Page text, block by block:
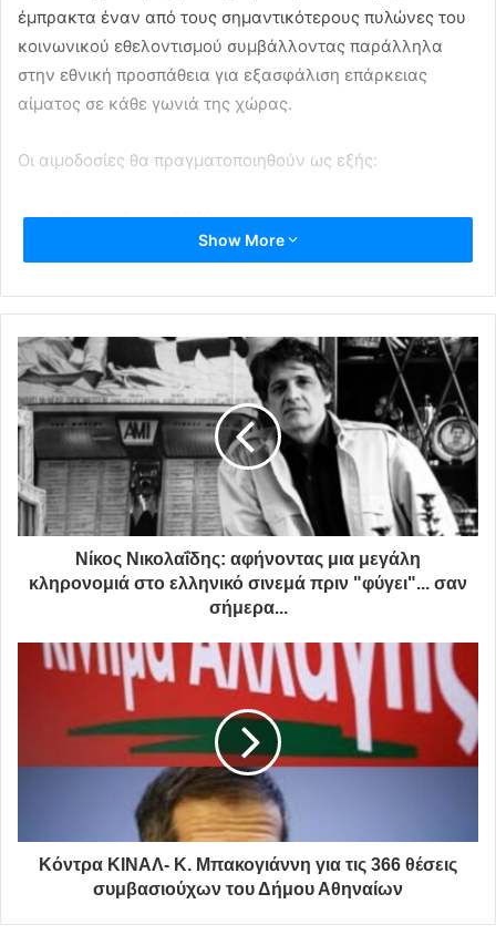
έμπρακτα έναν από τους σημαντικότερους πυλώνες του
κοινωνικού εθελοντισμού συμβάλλοντας παράλληλα
στην εθνική προσπάθεια για εξασφάλιση επάρκειας
αίματος σε κάθε γωνιά της χώρας.
Οι αιμοδοσίες θα πραγματοποιηθούν ως εξής:
7 – 8 Σεπτεμβρίου 2020
1ο Δημοτικό Ιατρείο, Σόλωνος 78, τηλ: 2103626587 ,
6ο Δημοτικό Ιατρείο, Χανίων 4β, τηλ: 2108836200 , 13.00
– 18.00
10 – 11 Σεπτεμβρίου 2020
2ο Δημοτικό Ιατρείο, Φανοσθένους και Φρειδερίκου Σμιθ,
τηλ: 2109239865 , 13.00 – 18.00
23 – 24 Σεπτεμβρίου 2020
4ο Δημοτικό Ιατρείο, Προποντίδος και Αγίας Σοφίας 110,
τηλ: 2105121921 , 13.00 – 18.00
Show More
Νίκος Νικολαΐδης: αφήνοντας μια μεγάλη
κληρονομιά στο ελληνικό σινεμά πριν "φύγει"... σαν
σήμερα...
Κόντρα ΚΙΝΑΛ- Κ. Μπακογιάννη για τις 366 θέσεις
συμβασιούχων του Δήμου Αθηναίων